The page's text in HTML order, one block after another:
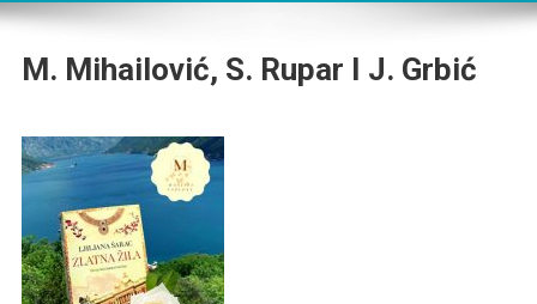
M. Mihailović, S. Rupar I J. Grbić